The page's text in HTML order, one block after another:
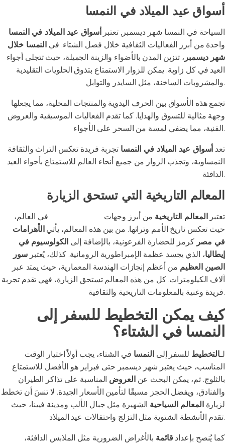
أسواق عيد الميلاد في النمسا
السياحة في النمسا شهر ديسمبر, تعتبر أسواق عيد الميلاد في النمسا
واحدة من أبرز الفعاليات الثقافية خلال فصل الشتاء. في النمسا خلال
شهر ديسمبر ، تتزين المدن بالأضواء والزينة الجميلة، حيث تتجلى أجواء
العيد في كل زاوية. يمكن للزوار الاستمتاع بتذوق الحلويات التقليدية
والمشروبات الساخنة، مثل السايدر والتوابل.
تجمع هذه الأسواق بين الحرف اليدوية والمنتجات المحلية، مما يجعلها
وجهة مثالية للتسوق والهدايا. كما تقدم الفعاليات الموسيقية والعروض
الفنية، مما يضفي لمسة من السحر على الأجواء.
تعد أسواق عيد الميلاد في النمسا تجربة فريدة تعكس التراث والثقافة
النمساوية، وتجذب الزوار من جميع أنحاء العالم للاستمتاع بأجواء العيد
الدافئة.
المعالم التاريخية التي تستحق الزيارة
تعتبر المعالم التاريخية من أبرز وجهات
في العالم،
حيث تعكس تاريخ الأمم وتراثها. من بين هذه المعالم، يأتي الأهرامات
في مصر كرمز للحضارة الفرعونية، بالإضافة إلى الكولوسيوم في
إيطاليا، الذي يجسد عظمة الإمبراطورية الرومانية. كذلك، يُعتبرسور
الصين العظيم من أعظم إنجازات الهندسة المعمارية، حيث يمتد عبر
آلاف الكيلومترات. كل من هذه المعالم تستحق الزيارة، فهي تقدم تجربة
فريدة وغنية بالمعلومات التاريخية والثقافية.
كيف يمكن التخطيط للسفر إلى
النمسا في الشتاء؟
لـالتخطيط للسفر إلى النمسا في الشتاء، يجب أولاً اختيار الوقت
المناسب، حيث يعتبر شهر ديسمبر حتى فبراير هو الأفضل للاستمتاع
بالثلوج. ثم، يمكن البحث عن العروض المناسبة على تذاكر الطيران
والفنادق، ويفضل الحجز مسبقًا لتأمين الأسعار الجيدة. لا تنسَ أن تخطط
لزيارة المعالم السياحية الشهيرة مثل جبال الألب ومدينة فيينا، حيث
تقدم الأنشطة الشتوية مثل التزلج واحتفالات عيد الميلاد.
كما يُنصح بإعداد قائمة بالأغراض الضرورية مثل الملابس الدافئة،